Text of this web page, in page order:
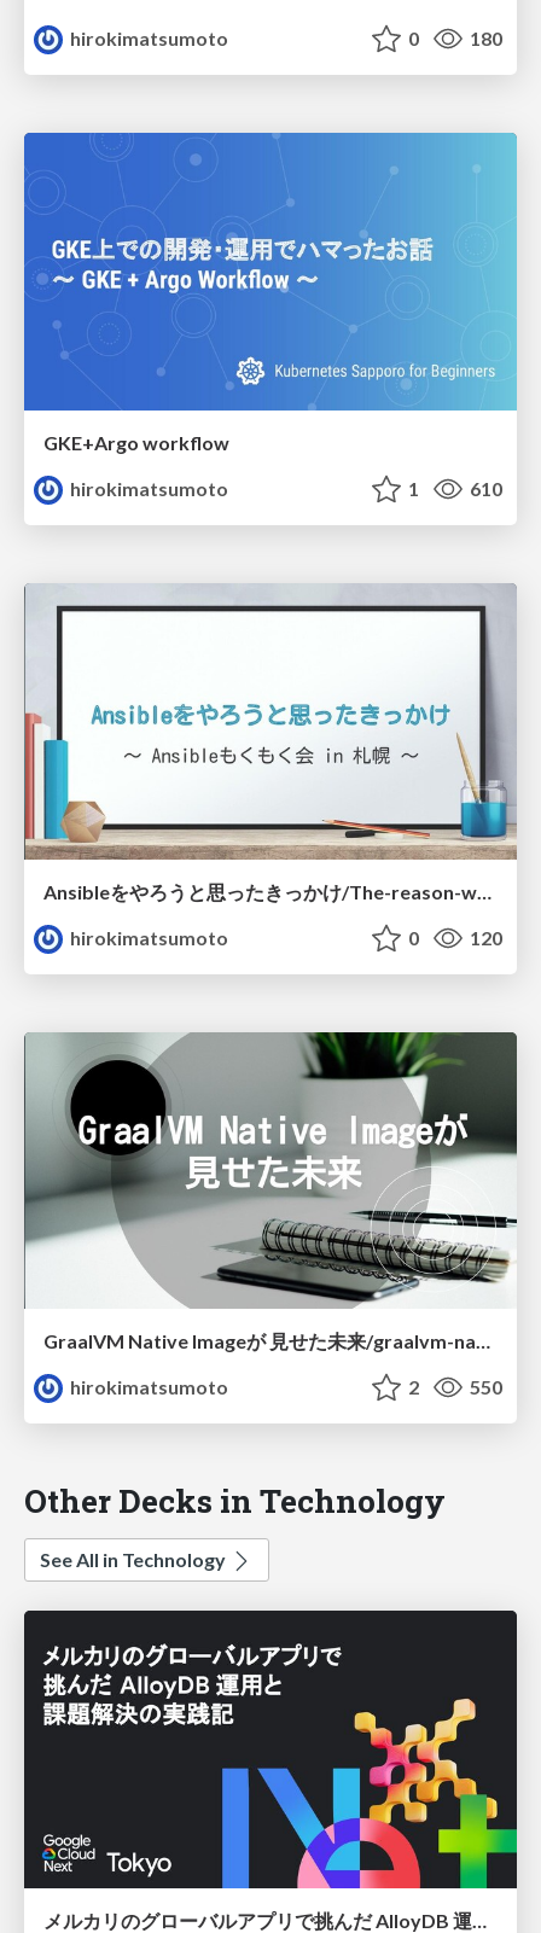
hirokimatsumoto
0 180
GKE+Argo workflow
hirokimatsumoto
1 610
Ansibleをやろうと思ったきっかけ/The-reason-why-I-want-to-learn-Ansible
hirokimatsumoto
0 120
GraalVM Native Imageが 見せた未来/graalvm-native-image showed the future
hirokimatsumoto
2 550
Other Decks in Technology
See All in Technology